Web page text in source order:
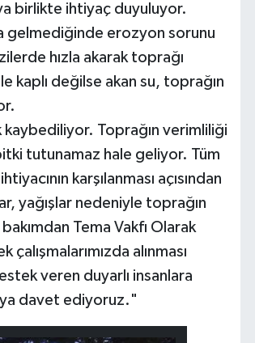
birlikte ihtiyaç duyuluyor.
gelmediğinde erozyon sorunu
hızla akarak toprağı
kaplı değilse akan su, toprağın
kaybediliyor. Toprağın verimliliği
tutunamaz hale geliyor. Tüm
karşılanması açısından
yağışlar nedeniyle toprağın
Tema Vakfı Olarak
alınması
veren duyarlı insanlara
davet ediyoruz."